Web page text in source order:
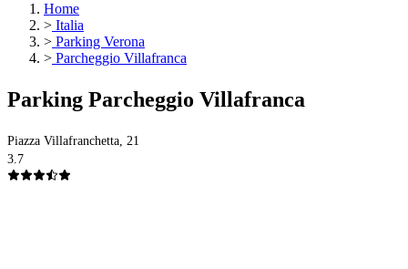
Home
> Italia
> Parking Verona
> Parcheggio Villafranca
Parking Parcheggio Villafranca
Piazza Villafranchetta, 21
3.7